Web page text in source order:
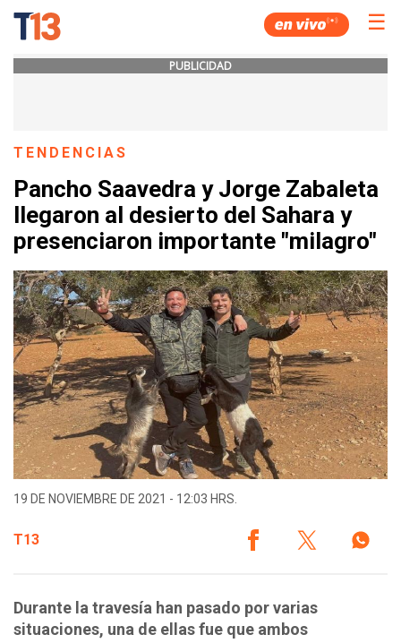
☰
PUBLICIDAD
TENDENCIAS
Pancho Saavedra y Jorge Zabaleta
llegaron al desierto del Sahara y
presenciaron importante "milagro"
19 DE NOVIEMBRE DE 2021 - 12:03 HRS.
T13
Durante la travesía han pasado por varias
situaciones, una de ellas fue que ambos